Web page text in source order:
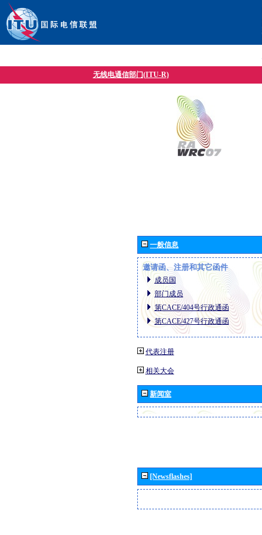
无线电通信部门(ITU-R)
一般信息
邀请函、注册和其它函件
成员国
部门成员
第CACE/404号行政通函
第CACE/427号行政通函
代表注册
相关大会
新闻室
[Newsflashes]